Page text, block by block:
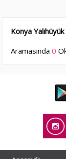
Konya
Aramasında0